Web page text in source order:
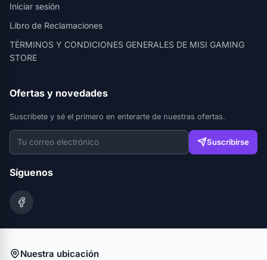
Iniciar sesión
Libro de Reclamaciones
TÉRMINOS Y CONDICIONES GENERALES DE MISI GAMING
STORE
Ofertas y novedades
Suscríbete y sé el primero en enterarte de nuestras ofertas.
Suscribirse
Síguenos
Nuestra ubicación